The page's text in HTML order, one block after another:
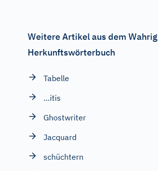
Weitere Artikel aus dem Wahrig
Herkunftswörterbuch
Tabelle
…itis
Ghostwriter
Jacquard
schüchtern